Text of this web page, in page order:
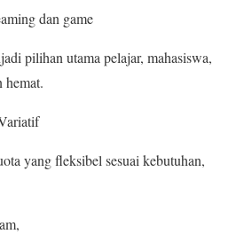
dan game
pilihan utama pelajar, mahasiswa,
hemat.
yang fleksibel sesuai kebutuhan,